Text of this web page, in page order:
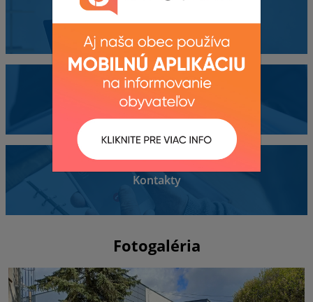
Dokumenty
Kontakty
Fotogaléria